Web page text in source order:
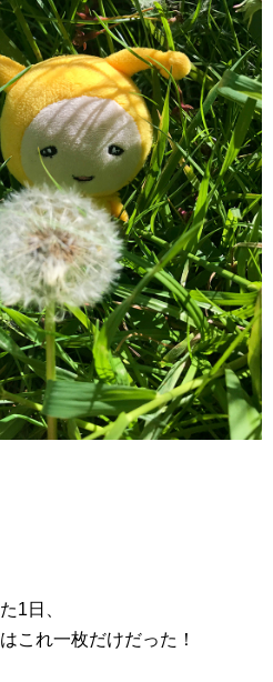
1日、
これ一枚だけだった！